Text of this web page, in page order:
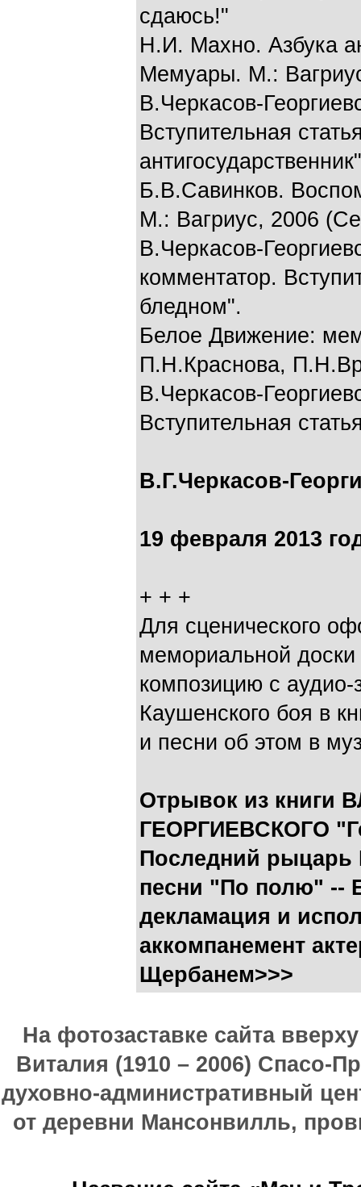
сдаюсь!"
Н.И. Махно. Азбука
Мемуары. М.:
В.Черкасов-
Вступительная
Б.В.Савинков.
М.: Вагриус, 2006
В.Черкасов-
комментатор.
бледном".
Белое Движение:
П.Н.Краснова,
В.Черкасов-
Вступительная
В.Г.Черкасов-
19 февраля 2013
+ + +
Для сценического
мемориальной
композицию с аудио-
Каушенского боя в
и песни об этом в
Отрывок из
ГЕОРГИЕВСКОГО
Последний рыцарь
песни "По полю"
декламация и
аккомпанемент
Щербанем>>>
На фотозаставке сайта
Виталия (1910 – 2006) Спасо-
духовно-административный
от деревни Мансонвилль,